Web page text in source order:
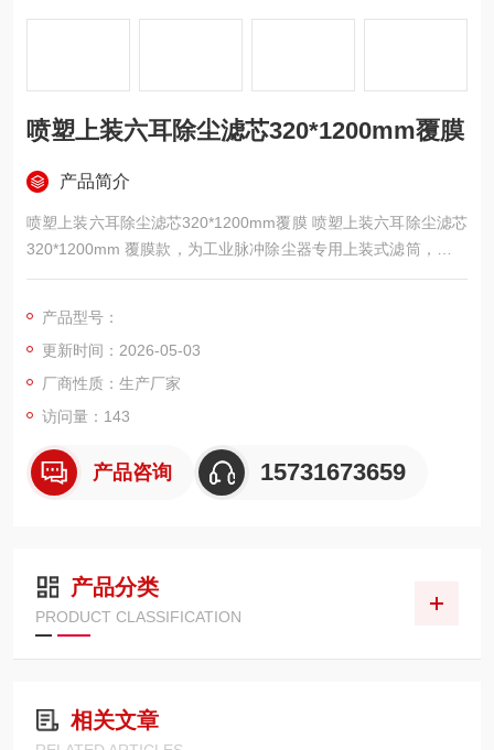
喷塑上装六耳除尘滤芯320*1200mm覆膜
产品简介
喷塑上装六耳除尘滤芯320*1200mm覆膜 喷塑上装六耳除尘滤芯
320*1200mm 覆膜款，为工业脉冲除尘器专用上装式滤筒，外径
320mm、高度 1200mm，采用顶部六耳卡盘安装结构，整体骨
静电、耐粉尘、易脉冲清灰的特性，适用于喷塑回收、喷涂车
间、喷砂房、粉料仓、工业除尘等工况，可高效拦截粉末粉尘与
细微颗粒物
产品型号：
更新时间：2026-05-03
厂商性质：生产厂家
访问量：143
产品咨询 15731673659
产品分类
PRODUCT CLASSIFICATION
相关文章